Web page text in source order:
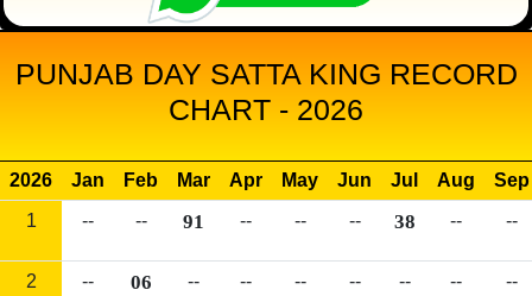
PUNJAB DAY SATTA KING RECORD
CHART - 2026
2026 Jan Feb Mar Apr May Jun Jul Aug
Sep
1
-- -- 91 -- -- -- 38 -- --
2 -- 06 -- -- -- -- -- -- --